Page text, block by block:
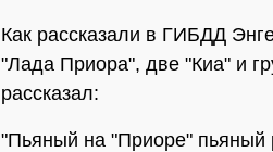
Как рассказали в ГИБДД
"Лада Приора", две "Киа" и
рассказал:
"Пьяный на "Приоре" пьяный